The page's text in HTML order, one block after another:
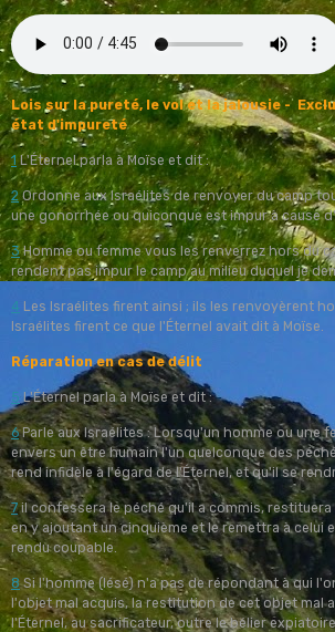
Lois sur la pureté, le vol et la jalousie -
état d'impureté
1 L'Éternel parla à Moïse et dit :
2 Ordonne aux Israélites de renvoyer du camp
une gonorrhée ou quiconque est impur à cause
3Homme ou femme vous les renverrez hors du
rendent pas impur le camp au milieu duquel je
4 Les Israélites firent ainsi ; ils les renvoyèrent
Israélites firent ce que l'Éternel avait dit à Moïse.
Réparation en cas de délit
5 L'Éternel parla à Moïse et dit :
6Parle aux Israélites : Lorsqu'un homme ou une
envers un être humain l'un quelconque des
rend infidèle à l'égard de l'Éternel, et qu'il se
7il confessera le péché qu'il a commis, restituera
en y ajoutant un cinquième et le remettra à celui
rendu coupable.
8Si l'homme (lésé) n'a pas de répondant à qui
l'objet mal acquis, la restitution de cet objet mal
l'Éternel, au sacrificateur, outre le bélier